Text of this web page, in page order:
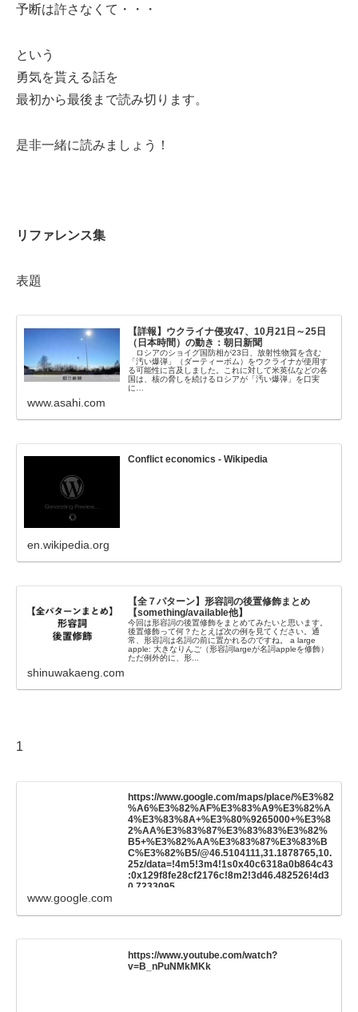
予断は許さなくて・・・
という
勇気を貰える話を
最初から最後まで読み切ります。
是非一緒に読みましょう！
リファレンス集
表題
【詳報】ウクライナ侵攻47、10月21日～25日
（日本時間）の動き：朝日新聞
ロシアのショイグ国防相が23日、放射性物質を含む
「汚い爆弾」（ダーティーボム）をウクライナが使用す
る可能性に言及しました。これに対して米英仏などの各
国は、核の脅しを続けるロシアが「汚い爆弾」を口実
に…
www.asahi.com
Conflict economics - Wikipedia
en.wikipedia.org
【全７パターン】形容詞の後置修飾まとめ
【something/available他】
今回は形容詞の後置修飾をまとめてみたいと思います。
後置修飾って何？たとえば次の例を見てください。通
常、形容詞は名詞の前に置かれるのですね。 a large
apple: 大きなりんご（形容詞largeが名詞appleを修飾）
ただ例外的に、形...
shinuwakaeng.com
1
https://www.google.com/maps/place/%E3%82
%A6%E3%82%AF%E3%83%A9%E3%82%A
4%E3%83%8A+%E3%80%9265000+%E3%8
2%AA%E3%83%87%E3%83%83%E3%82%
B5+%E3%82%AA%E3%83%87%E3%83%B
C%E3%82%B5/@46.5104111,31.1878765,10.
25z/data=!4m5!3m4!1s0x40c6318a0b864c43
:0x129f8fe28cf2176c!8m2!3d46.482526!4d3
0.7233095
www.google.com
https://www.youtube.com/watch?
v=B_nPuNMkMKk